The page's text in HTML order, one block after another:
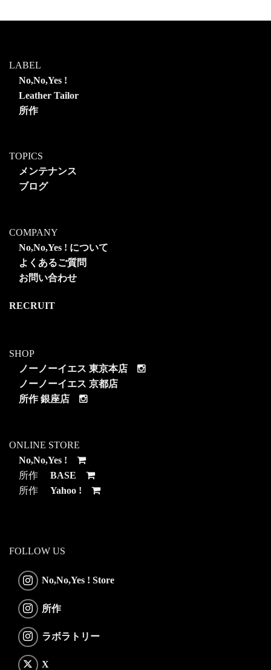
LABEL
No,No,Yes !
Leather Tailor
所作
TOPICS
メンテナンス
ブログ
COMPANY
No,No,Yes ! について
よくあるご質問
お問い合わせ
RECRUIT
SHOP
ノーノーイエス 東京本店
ノーノーイエス 京都店
所作 銀座店
ONLINE STORE
No,No,Yes !
所作 BASE
所作 Yahoo !
FOLLOW US
No,No,Yes ! Store
所作
ラボラトリー
X